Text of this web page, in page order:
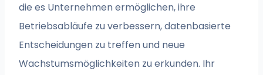
die es Unternehmen ermöglichen, ihre
Betriebsabläufe zu verbessern, datenbasierte
Entscheidungen zu treffen und neue
Wachstumsmöglichkeiten zu erkunden. Ihr